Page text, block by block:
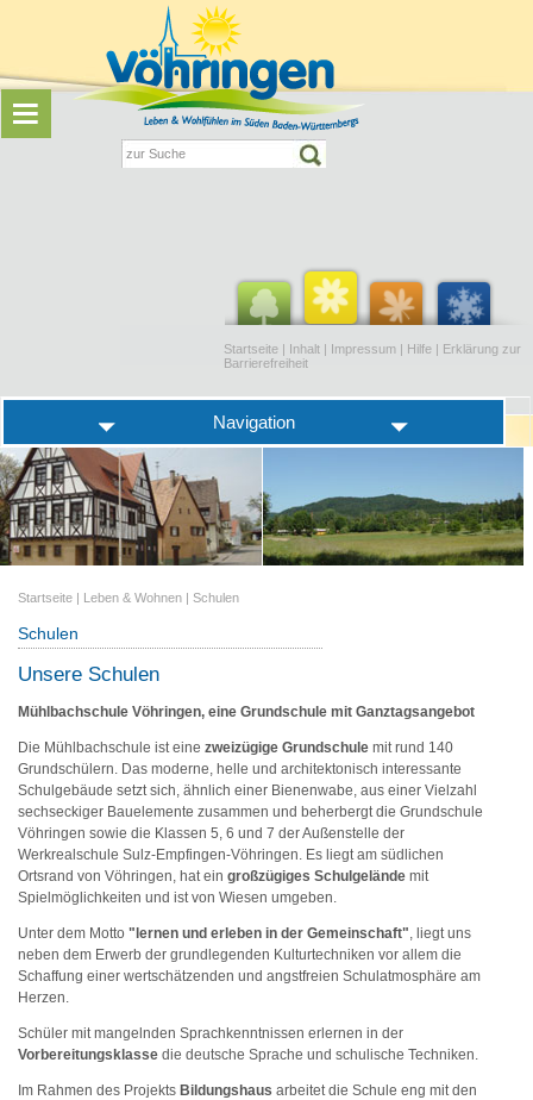
Startseite | Inhalt | Impressum | Hilfe | Erklärung zur
Barrierefreiheit
Navigation
Startseite | Leben & Wohnen | Schulen
Schulen
Unsere Schulen
Mühlbachschule Vöhringen, eine Grundschule mit Ganztagsangebot
Die Mühlbachschule ist eine zweizügige Grundschule mit rund 140
Grundschülern. Das moderne, helle und architektonisch interessante
Schulgebäude setzt sich, ähnlich einer Bienenwabe, aus einer Vielzahl
sechseckiger Bauelemente zusammen und beherbergt die Grundschule
Vöhringen sowie die Klassen 5, 6 und 7 der Außenstelle der
Werkrealschule Sulz-Empfingen-Vöhringen. Es liegt am südlichen
Ortsrand von Vöhringen, hat ein großzügiges Schulgelände mit
Spielmöglichkeiten und ist von Wiesen umgeben.
Unter dem Motto "lernen und erleben in der Gemeinschaft", liegt uns
neben dem Erwerb der grundlegenden Kulturtechniken vor allem die
Schaffung einer wertschätzenden und angstfreien Schulatmosphäre am
Herzen.
Schüler mit mangelnden Sprachkenntnissen erlernen in der
Vorbereitungsklasse die deutsche Sprache und schulische Techniken.
Im Rahmen des Projekts Bildungshaus arbeitet die Schule eng mit den